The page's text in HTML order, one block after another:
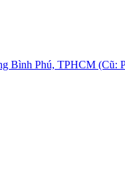
Bình Phú, TPHCM (Cũ: